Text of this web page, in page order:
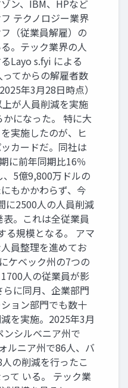
ン、IBM、HPなど
テクノロジー業界
（従業員解雇）の
。テック業界の人
Layo s.fyi による
てからの解雇者数
年3月28日時点）
が人員削減を実施
かになった。 特に大
実施したのが、ヒ
カードだ。同社は
に前年同期比16％
、5億9,800万ドルの
もかかわらず、今
に2500人の人員削減
。これは全従業員
る規模となる。 アマ
員整理を進めてお
ケベック州の7つの
人の従業員が影
に同月、企業部門
ョン部門でも数十
を実施。2025年3月
ンシルベニア州で
ルニア州で86人、バ
の削減を行ったこ
て いる。 テック業